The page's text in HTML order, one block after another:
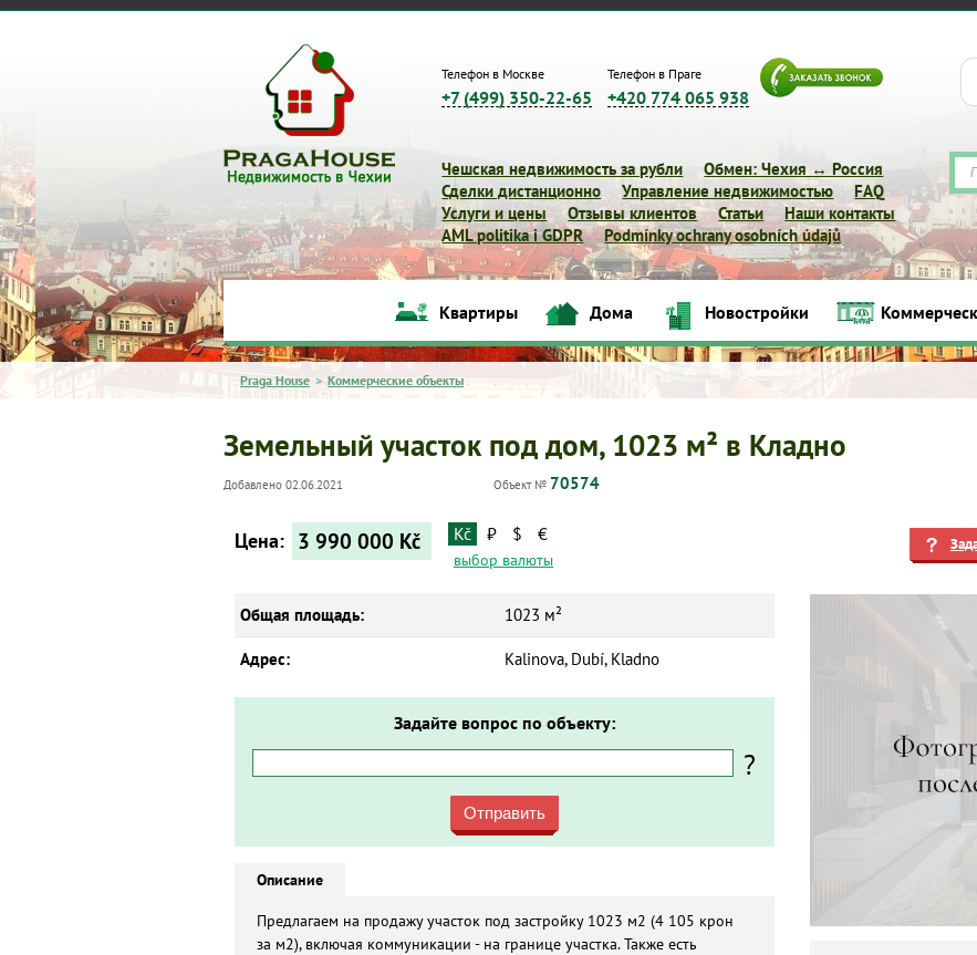
Телефон в Москве
+7 (499) 350-22-65
Телефон в Праге
+420 774 065 938
Чешская недвижимость за рубли
Обмен: Чехия ↔ Россия
Сделки дистанционно
Управление недвижимостью
FAQ
Услуги и цены
Отзывы клиентов Статьи
Наши контакты
AML politika i GDPR
Podmínky ochrany osobních údajů
Квартиры Новостройки Коммерческие
Квартиры Дома Новостройки
Praga House > Коммерческие объекты
Земельный участок под дом, 1023 м² в Кладно
Добавлено 02.06.2021 Объект № 70574
Цена: 3 990 000 Kč Kč ₽ $ €
выбор валюты
Общая площадь: 1023 м²
Адрес: Kalinova, Dubí, Kladno
Задайте вопрос по объекту:
?
Отправить
Описание
Предлагаем на продажу участок под застройку 1023 м2 (4 105 крон
за м2), включая коммуникации - на границе участка. Также есть